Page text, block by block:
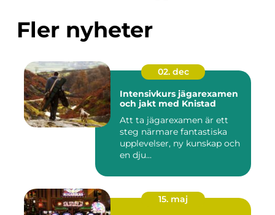
Fler nyheter
02. dec
Intensivkurs jägarexamen
och jakt med Knistad
Att ta jägarexamen är ett
steg närmare fantastiska
upplevelser, ny kunskap och
en dju...
15. maj